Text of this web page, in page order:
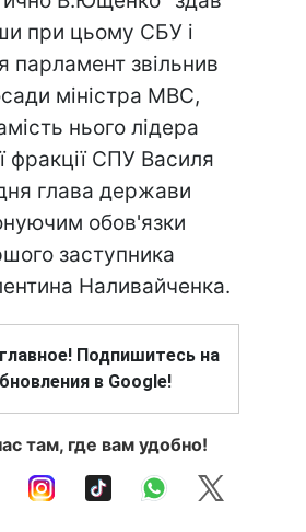
при цьому СБУ і
парламент звільнив
міністра МВС,
нього лідера
фракції СПУ Василя
глава держави
обов'язки
заступника
Наливайченка.
Подпишитесь на
в Google!
там, где вам удобно!